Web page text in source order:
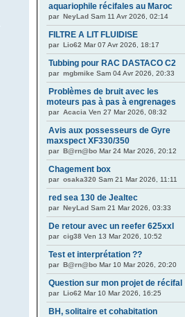
aquariophile récifales au Maroc
par NeyLad Sam 11 Avr 2026, 02:14
FILTRE A LIT FLUIDISE
par Lio62 Mar 07 Avr 2026, 18:17
Tubbing pour RAC DASTACO C2
par mgbmike Sam 04 Avr 2026, 20:33
Problèmes de bruit avec les
moteurs pas à pas à engrenages
par Acacia Ven 27 Mar 2026, 08:32
Avis aux possesseurs de Gyre
maxspect XF330/350
par B@rn@bo Mar 24 Mar 2026, 20:12
Chagement box
par osaka320 Sam 21 Mar 2026, 11:11
red sea 130 de Jealtec
par NeyLad Sam 21 Mar 2026, 03:33
De retour avec un reefer 625xxl
par cig38 Ven 13 Mar 2026, 10:52
Test et interprétation ??
par B@rn@bo Mar 10 Mar 2026, 20:20
Question sur mon projet de récifal
par Lio62 Mar 10 Mar 2026, 16:25
BH, solitaire et cohabitation